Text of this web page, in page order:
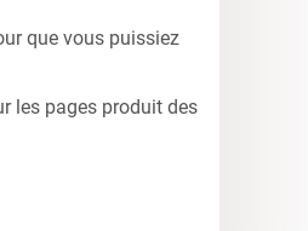
que vous puissiez
les pages produit des